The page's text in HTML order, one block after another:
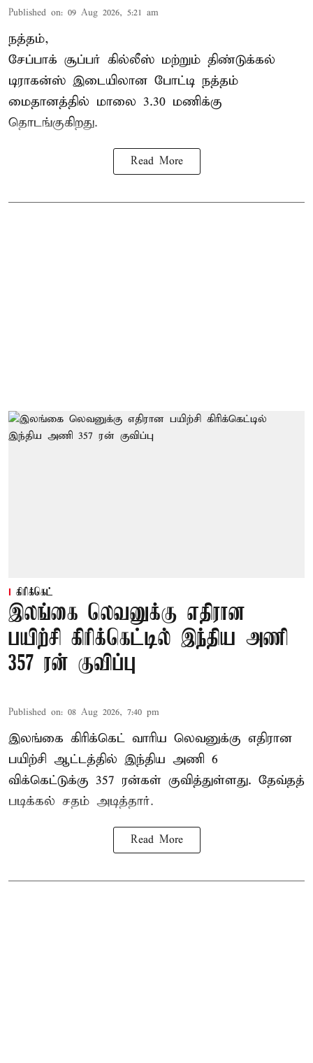
Published on: 09 Aug 2026, 5:21 am
நத்தம்,
சேப்பாக் சூப்பர் கில்லீஸ் மற்றும் திண்டுக்கல்
டிராகன்ஸ் இடையிலான போட்டி நத்தம்
மைதானத்தில் மாலை 3.30 மணிக்கு
தொடங்குகிறது.
Read More
கிரிக்கெட்
இலங்கை லெவனுக்கு எதிரான
பயிற்சி கிரிக்கெட்டில் இந்திய அணி
357 ரன் குவிப்பு
Published on: 08 Aug 2026, 7:40 pm
இலங்கை கிரிக்கெட் வாரிய லெவனுக்கு எதிரான
பயிற்சி ஆட்டத்தில் இந்திய அணி 6
விக்கெட்டுக்கு 357 ரன்கள் குவித்துள்ளது. தேவ்தத்
படிக்கல் சதம் அடித்தார்.
Read More